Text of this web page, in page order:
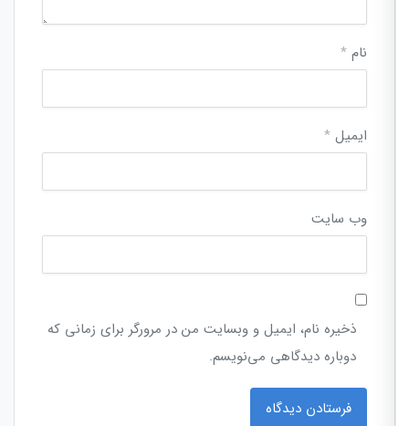
نام*
ایمیل*
وب‌ سایت
ذخیره نام، ایمیل و وبسایت من در مرورگر برای زمانی که
دوباره دیدگاهی می‌نویسم.